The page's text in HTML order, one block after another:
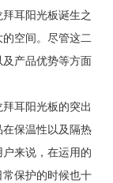
耳阳光板诞生之
空间。尽管这二
产品优势等方面
耳阳光板的突出
保温性以及隔热
来说，在运用的
保护的时候也十